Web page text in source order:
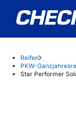
Reifen
PKW-
Star Performer